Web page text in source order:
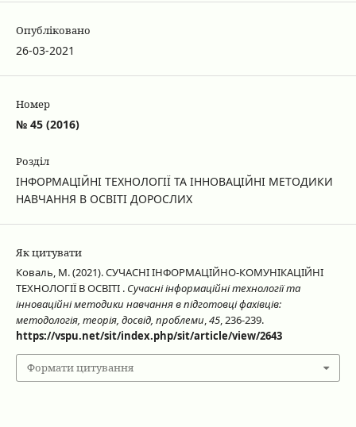
Опубліковано
26-03-2021
Номер
№ 45 (2016)
Розділ
ІНФОРМАЦІЙНІ ТЕХНОЛОГІЇ ТА ІННОВАЦІЙНІ МЕТОДИКИ
НАВЧАННЯ В ОСВІТІ ДОРОСЛИХ
Як цитувати
Коваль, М. (2021). СУЧАСНІ ІНФОРМАЦІЙНО-КОМУНІКАЦІЙНІ
ТЕХНОЛОГІЇ В ОСВІТІ . Сучасні інформаційні технології та
інноваційні методики навчання в підготовці фахівців:
методологія, теорія, досвід, проблеми,45, 236-239.
https://vspu.net/sit/index.php/sit/article/view/2643
Формати цитування